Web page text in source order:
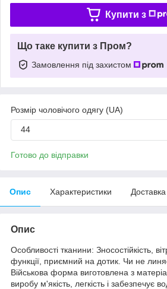
Купити з
Що таке купити з Пром?
Замовлення під захистом
Розмір чоловічого одягу (UA)
44
Готово до відправки
Опис Характеристики Доставка
Опис
Особливості тканини: Зносостійкість,
функції, приємний на дотик. Чи не
Військова форма виготовлена ​​з
виробу м'якість, легкість і забезпечує